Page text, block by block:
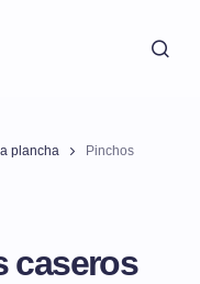
plancha
Pinchos
caseros